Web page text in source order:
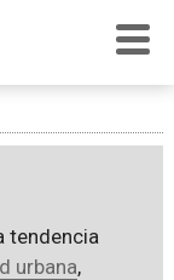
tendencia
urbana,